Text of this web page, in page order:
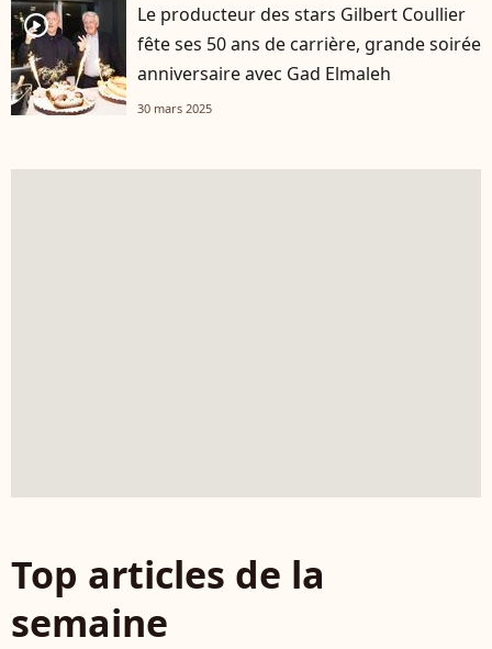
player2
Le producteur des stars Gilbert Coullier
fête ses 50 ans de carrière, grande soirée
anniversaire avec Gad Elmaleh
30 mars 2025
Top articles de la
semaine